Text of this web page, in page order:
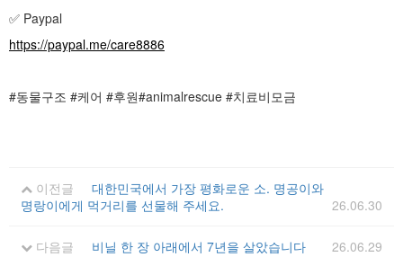
✅ Paypal
https://paypal.me/care8886
#동물구조 #케어 #후원#animalrescue #치료비모금
이전글
대한민국에서 가장 평화로운 소. 명공이와
명랑이에게 먹거리를 선물해 주세요.
26.06.30
다음글 비닐 한 장 아래에서 7년을 살았습니다 26.06.29